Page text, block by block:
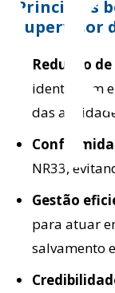
Principais
Supervisor
Redução
identificam
das
NR33,
Gestão
para atuar
salvamento